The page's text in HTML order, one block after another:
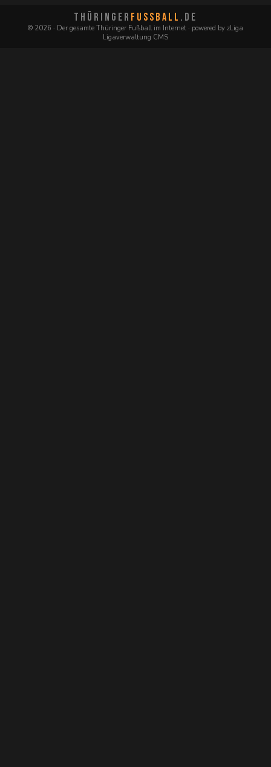
THÜRINGER FUSSBALL .DE
© 2026 · Der gesamte Thüringer Fußball im Internet · powered by zLiga
Ligaverwaltung CMS